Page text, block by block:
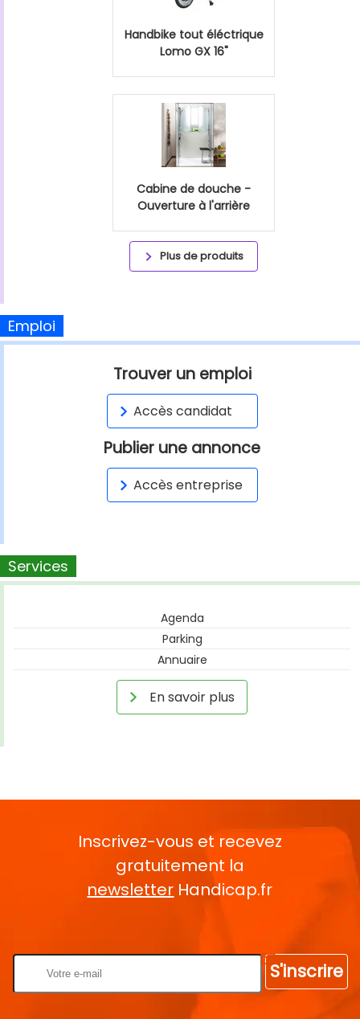
Handbike tout éléctrique
Lomo GX 16"
Cabine de douche -
Ouverture à l'arrière
Plus de produits
Emploi
Trouver un emploi
Accès candidat
Publier une annonce
Accès entreprise
Services
Agenda
Parking
Annuaire
En savoir plus
Inscrivez-vous et recevez
gratuitement la
newsletter Handicap.fr
S'inscrire